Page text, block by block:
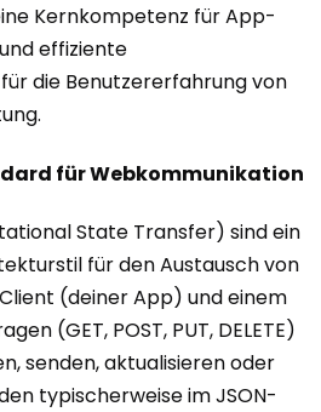
Kernkompetenz für App-
effiziente
die Benutzererfahrung von
für Webkommunikation
State Transfer) sind ein
für den Austausch von
(deiner App) und einem
(GET, POST, PUT, DELETE)
senden, aktualisieren oder
typischerweise im JSON-